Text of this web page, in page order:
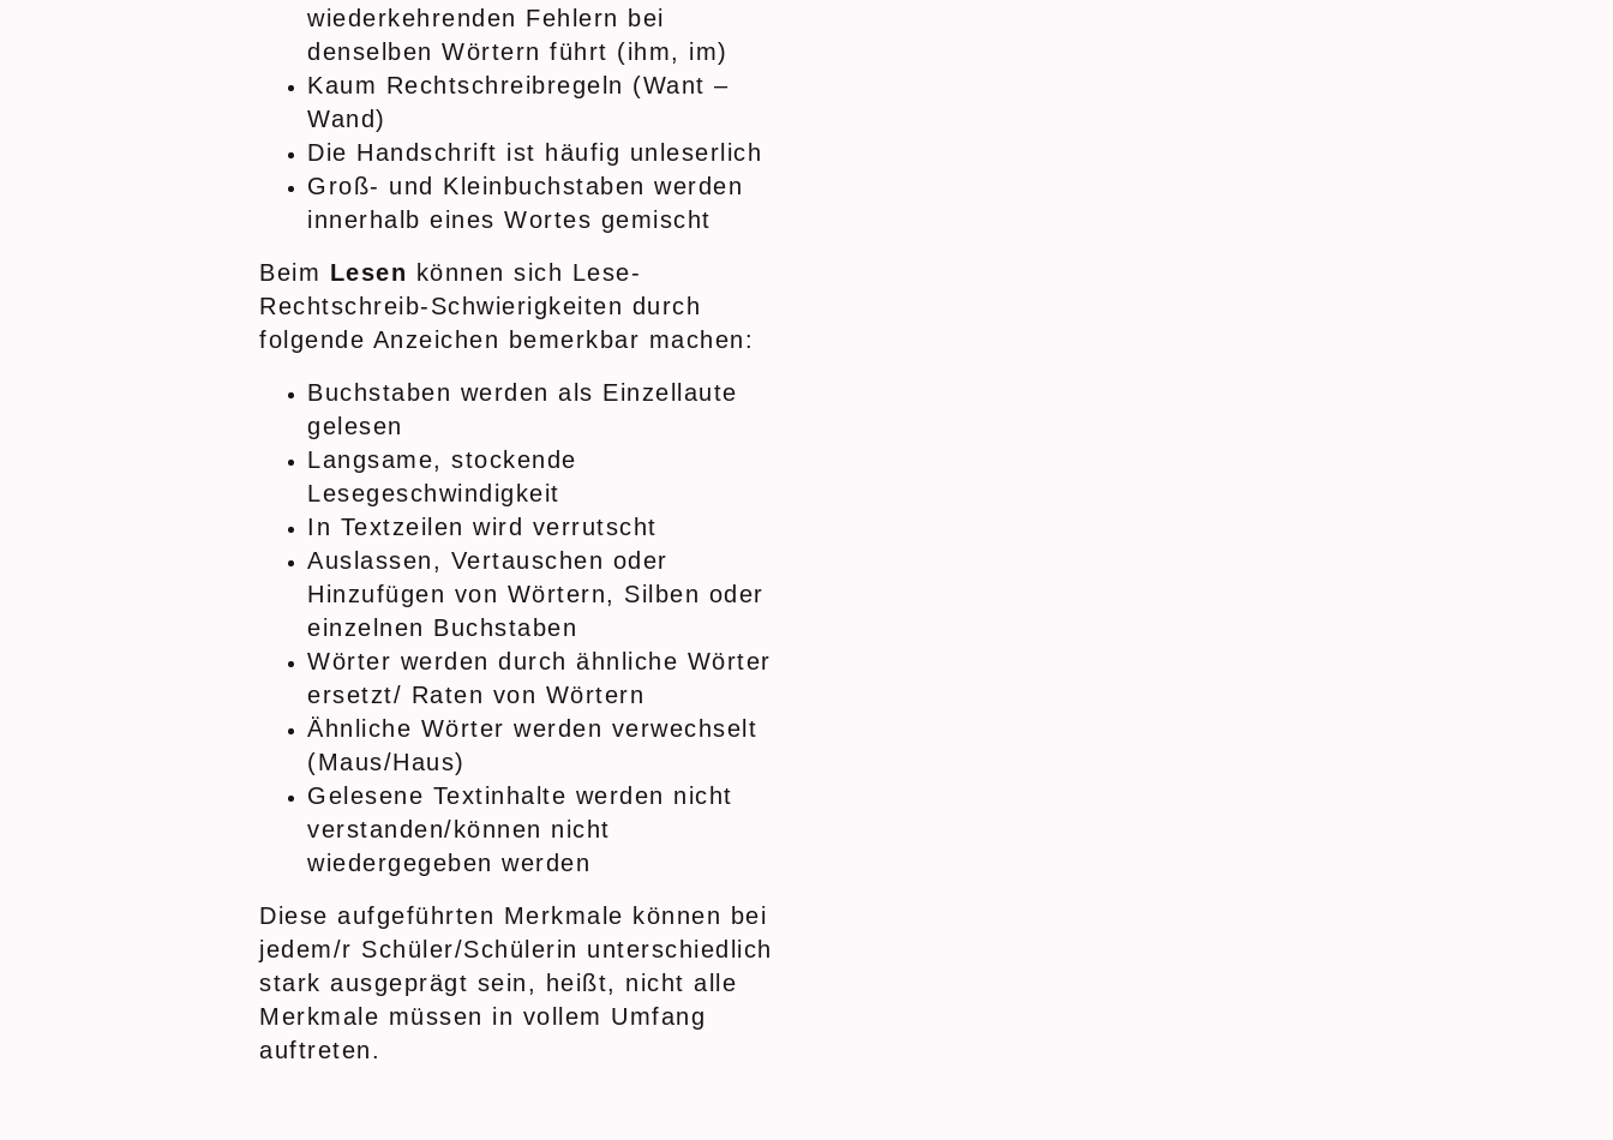
wiederkehrenden Fehlern bei
denselben Wörtern führt (ihm, im)
Kaum Rechtschreibregeln (Want –
Wand)
Die Handschrift ist häufig unleserlich
Groß- und Kleinbuchstaben werden
innerhalb eines Wortes gemischt
Beim Lesen können sich Lese-
Rechtschreib-Schwierigkeiten durch
folgende Anzeichen bemerkbar machen:
Buchstaben werden als Einzellaute
gelesen
Langsame, stockende
Lesegeschwindigkeit
In Textzeilen wird verrutscht
Auslassen, Vertauschen oder
Hinzufügen von Wörtern, Silben oder
einzelnen Buchstaben
Wörter werden durch ähnliche Wörter
ersetzt/ Raten von Wörtern
Ähnliche Wörter werden verwechselt
(Maus/Haus)
Gelesene Textinhalte werden nicht
verstanden/können nicht
wiedergegeben werden
Diese aufgeführten Merkmale können bei
jedem/r Schüler/Schülerin unterschiedlich
stark ausgeprägt sein, heißt, nicht alle
Merkmale müssen in vollem Umfang
auftreten.